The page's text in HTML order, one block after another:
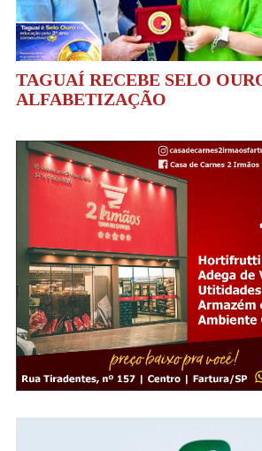
TAGUAÍ RECEBE SELO
ALFABETIZAÇÃO